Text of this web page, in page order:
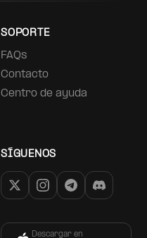
SOPORTE
FAQs
Contacto
Centro de ayuda
SÍGUENOS
Descargar en